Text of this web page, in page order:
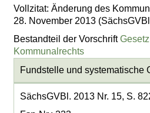
Vollzitat: Änderung des
28. November 2013
Bestandteil der Vorschrift
Kommunalrechts
Fundstelle und systematische
SächsGVBl. 2013 Nr. 15, S.